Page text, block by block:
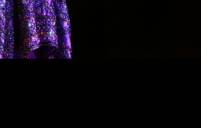
Música